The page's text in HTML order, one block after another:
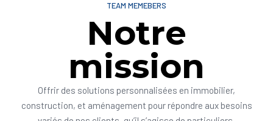
TEAM MEMEBERS
Notre
mission
Offrir des solutions personnalisées en immobilier,
construction, et aménagement pour répondre aux besoins